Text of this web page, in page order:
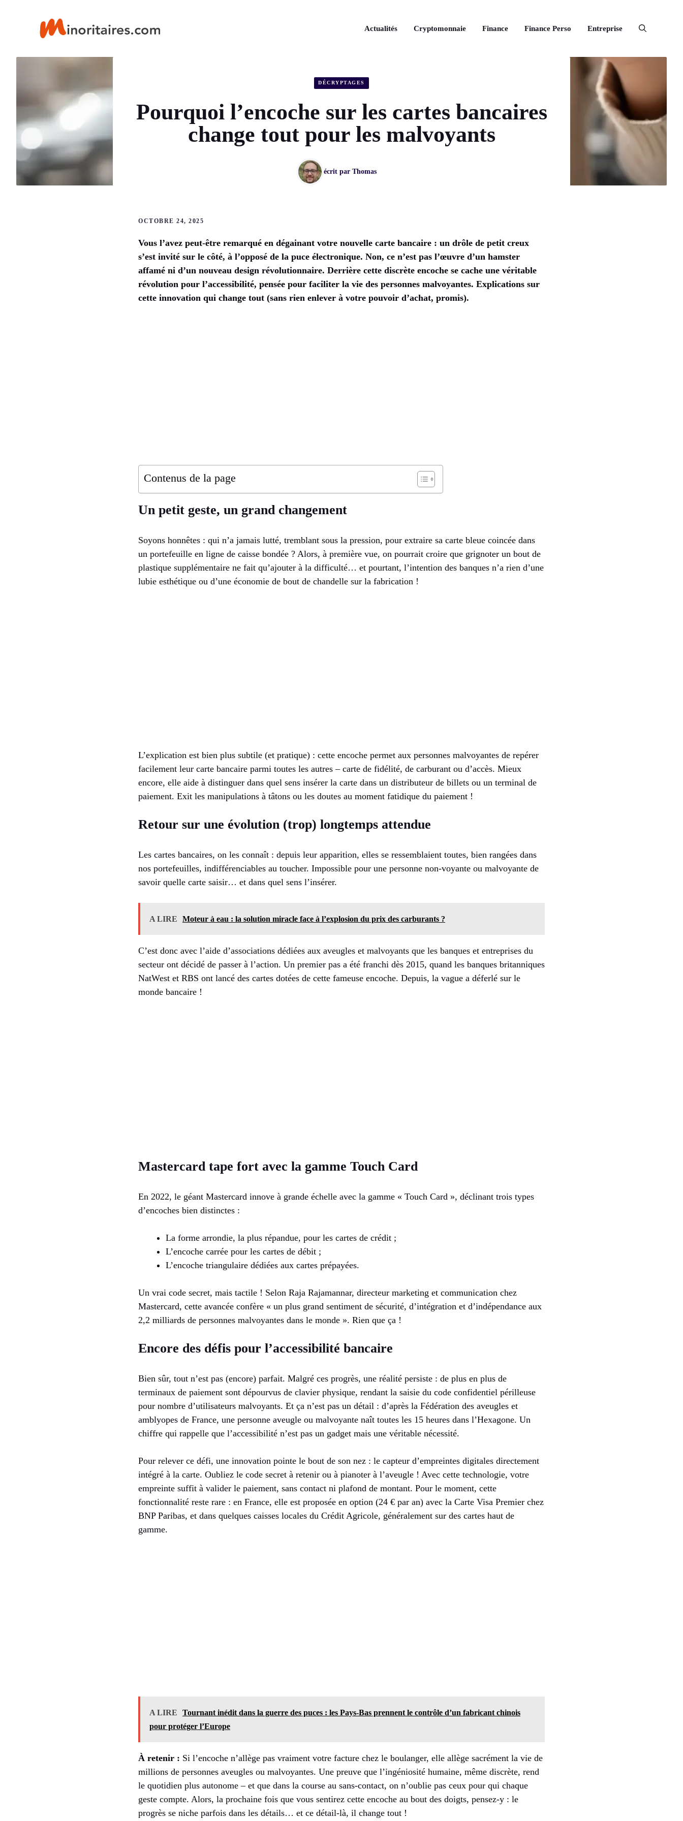
Actualités Cryptomonnaie Finance Finance Perso Entreprise
DÉCRYPTAGES
Pourquoi l’encoche sur les cartes bancaires
change tout pour les malvoyants
écrit par Thomas
OCTOBRE 24, 2025
Vous l’avez peut-être remarqué en dégainant votre nouvelle carte bancaire : un drôle de petit creux
s’est invité sur le côté, à l’opposé de la puce électronique. Non, ce n’est pas l’œuvre d’un hamster
affamé ni d’un nouveau design révolutionnaire. Derrière cette discrète encoche se cache une véritable
révolution pour l’accessibilité, pensée pour faciliter la vie des personnes malvoyantes. Explications sur
cette innovation qui change tout (sans rien enlever à votre pouvoir d’achat, promis).
Contenus de la page
Un petit geste, un grand changement
Soyons honnêtes : qui n’a jamais lutté, tremblant sous la pression, pour extraire sa carte bleue coincée dans
un portefeuille en ligne de caisse bondée ? Alors, à première vue, on pourrait croire que grignoter un bout de
plastique supplémentaire ne fait qu’ajouter à la difficulté… et pourtant, l’intention des banques n’a rien d’une
lubie esthétique ou d’une économie de bout de chandelle sur la fabrication !
L’explication est bien plus subtile (et pratique) : cette encoche permet aux personnes malvoyantes de repérer
facilement leur carte bancaire parmi toutes les autres – carte de fidélité, de carburant ou d’accès. Mieux
encore, elle aide à distinguer dans quel sens insérer la carte dans un distributeur de billets ou un terminal de
paiement. Exit les manipulations à tâtons ou les doutes au moment fatidique du paiement !
Retour sur une évolution (trop) longtemps attendue
Les cartes bancaires, on les connaît : depuis leur apparition, elles se ressemblaient toutes, bien rangées dans
nos portefeuilles, indifférenciables au toucher. Impossible pour une personne non-voyante ou malvoyante de
savoir quelle carte saisir… et dans quel sens l’insérer.
A LIRE Moteur à eau : la solution miracle face à l’explosion du prix des carburants ?
C’est donc avec l’aide d’associations dédiées aux aveugles et malvoyants que les banques et entreprises du
secteur ont décidé de passer à l’action. Un premier pas a été franchi dès 2015, quand les banques britanniques
NatWest et RBS ont lancé des cartes dotées de cette fameuse encoche. Depuis, la vague a déferlé sur le
monde bancaire !
Mastercard tape fort avec la gamme Touch Card
En 2022, le géant Mastercard innove à grande échelle avec la gamme « Touch Card », déclinant trois types
d’encoches bien distinctes :
La forme arrondie, la plus répandue, pour les cartes de crédit ;
L’encoche carrée pour les cartes de débit ;
L’encoche triangulaire dédiées aux cartes prépayées.
Un vrai code secret, mais tactile ! Selon Raja Rajamannar, directeur marketing et communication chez
Mastercard, cette avancée confère « un plus grand sentiment de sécurité, d’intégration et d’indépendance aux
2,2 milliards de personnes malvoyantes dans le monde ». Rien que ça !
Encore des défis pour l’accessibilité bancaire
Bien sûr, tout n’est pas (encore) parfait. Malgré ces progrès, une réalité persiste : de plus en plus de
terminaux de paiement sont dépourvus de clavier physique, rendant la saisie du code confidentiel périlleuse
pour nombre d’utilisateurs malvoyants. Et ça n’est pas un détail : d’après la Fédération des aveugles et
amblyopes de France, une personne aveugle ou malvoyante naît toutes les 15 heures dans l’Hexagone. Un
chiffre qui rappelle que l’accessibilité n’est pas un gadget mais une véritable nécessité.
Pour relever ce défi, une innovation pointe le bout de son nez : le capteur d’empreintes digitales directement
intégré à la carte. Oubliez le code secret à retenir ou à pianoter à l’aveugle ! Avec cette technologie, votre
empreinte suffit à valider le paiement, sans contact ni plafond de montant. Pour le moment, cette
fonctionnalité reste rare : en France, elle est proposée en option (24 € par an) avec la Carte Visa Premier chez
BNP Paribas, et dans quelques caisses locales du Crédit Agricole, généralement sur des cartes haut de
gamme.
A LIRE
Tournant inédit dans la guerre des puces : les Pays-Bas prennent le contrôle d’un fabricant chinois
pour protéger l’Europe
À retenir : Si l’encoche n’allège pas vraiment votre facture chez le boulanger, elle allège sacrément la vie de
millions de personnes aveugles ou malvoyantes. Une preuve que l’ingéniosité humaine, même discrète, rend
le quotidien plus autonome – et que dans la course au sans-contact, on n’oublie pas ceux pour qui chaque
geste compte. Alors, la prochaine fois que vous sentirez cette encoche au bout des doigts, pensez-y : le
progrès se niche parfois dans les détails… et ce détail-là, il change tout !